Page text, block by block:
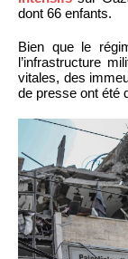
dont 66 enfants.
Bien que le
l’infrastructure
vitales, des
de presse ont été